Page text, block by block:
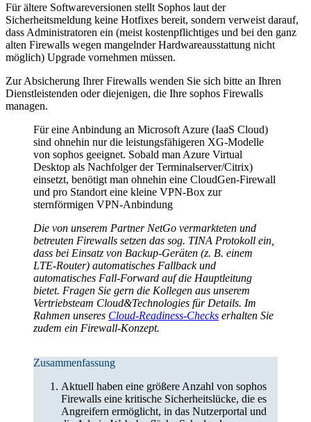
Für ältere Softwareversionen stellt Sophos laut der
Sicherheitsmeldung keine Hotfixes bereit, sondern verweist darauf,
dass Administratoren ein (meist kostenpflichtiges und bei den ganz
alten Firewalls wegen mangelnder Hardwareausstattung nicht
möglich) Upgrade vornehmen müssen.
Zur Absicherung Ihrer Firewalls wenden Sie sich bitte an Ihren
Dienstleistenden oder diejenigen, die Ihre sophos Firewalls
managen.
Für eine Anbindung an Microsoft Azure (IaaS Cloud)
sind ohnehin nur die leistungsfähigeren XG-Modelle
von sophos geeignet. Sobald man Azure Virtual
Desktop als Nachfolger der Terminalserver/Citrix)
einsetzt, benötigt man ohnehin eine CloudGen-Firewall
und pro Standort eine kleine VPN-Box zur
sternförmigen VPN-Anbindung
Die von unserem Partner NetGo vermarkteten und
betreuten Firewalls setzen das sog. TINA Protokoll ein,
dass bei Einsatz von Backup-Geräten (z. B. einem
LTE-Router) automatisches Fallback und
automatisches Fall-Forward auf die Hauptleitung
bietet. Fragen Sie gern die Kollegen aus unserem
Vertriebsteam Cloud&Technologies für Details. Im
Rahmen unseres Cloud-Readiness-Checks erhalten Sie
zudem ein Firewall-Konzept.
Zusammenfassung
Aktuell haben eine größere Anzahl von sophos
Firewalls eine kritische Sicherheitslücke, die es
Angreifern ermöglicht, in das Nutzerportal und